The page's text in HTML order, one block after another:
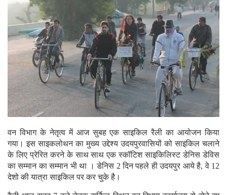
वन विभाग के नेतृत्व में आज सुबह एक साइकिल रैली का आयोजन किया
गया। इस साइकलोथन का मुख्य उद्देश्य उदयपुरवासियों को साइकिल चलाने
के लिए प्रेरित करने के साथ साथ एक स्कॉटिश साइकिलिस्ट डेनिस डेविस
का सम्मान का सम्मान भी था । डेनिस 2 दिन पहले ही उदयपुर आये है, वे 12
देशो की यात्रा साइकिल पर कर चुके है।